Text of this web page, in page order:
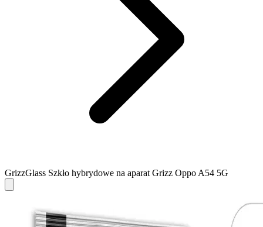
GrizzGlass Szkło hybrydowe na aparat Grizz Oppo A54 5G